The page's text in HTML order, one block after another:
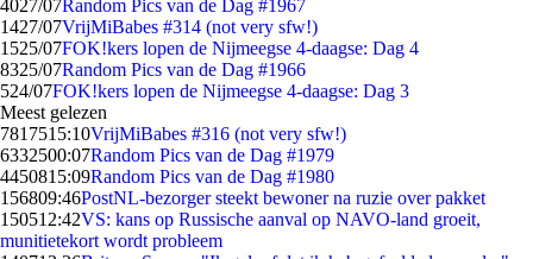
4027/07Random Pics van de Dag #1967
1427/07VrijMiBabes #314 (not very sfw!)
1525/07FOK!kers lopen de Nijmeegse 4-daagse: Dag 4
8325/07Random Pics van de Dag #1966
524/07FOK!kers lopen de Nijmeegse 4-daagse: Dag 3
Meest gelezen
7817515:10VrijMiBabes #316 (not very sfw!)
6332500:07Random Pics van de Dag #1979
4450815:09Random Pics van de Dag #1980
156809:46PostNL-bezorger steekt bewoner na ruzie over pakket
150512:42VS: kans op Russische aanval op NAVO-land groeit,
munitietekort wordt probleem